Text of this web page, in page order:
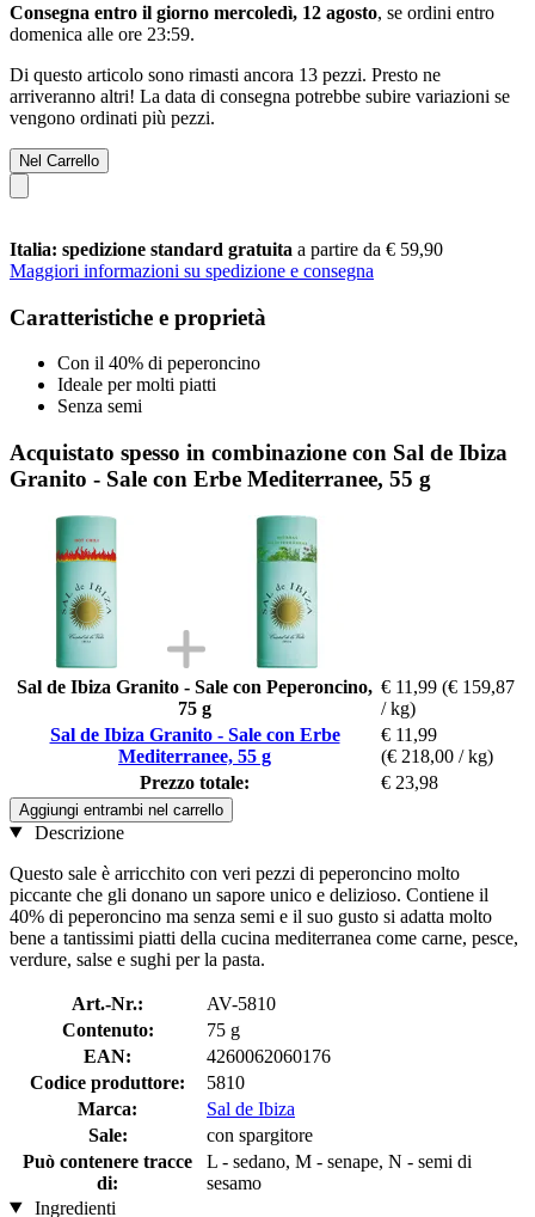
Consegna entro il giorno mercoledì, 12 agosto, se ordini entro
domenica alle ore 23:59.
Di questo articolo sono rimasti ancora 13 pezzi. Presto ne
arriveranno altri! La data di consegna potrebbe subire variazioni se
vengono ordinati più pezzi.
Nel Carrello
Italia: spedizione standard gratuita a partire da € 59,90
Maggiori informazioni su spedizione e consegna
Caratteristiche e proprietà
Con il 40% di peperoncino
Ideale per molti piatti
Senza semi
Acquistato spesso in combinazione con Sal de Ibiza
Granito - Sale con Erbe Mediterranee, 55 g
Sal de Ibiza Granito - Sale con Peperoncino,
75 g
€ 11,99 (€ 159,87
/ kg)
Sal de Ibiza Granito - Sale con Erbe
Mediterranee, 55 g
€ 11,99
(€ 218,00 / kg)
Prezzo totale:
€ 23,98
Aggiungi entrambi nel carrello
Descrizione
Questo sale è arricchito con veri pezzi di peperoncino molto
piccante che gli donano un sapore unico e delizioso. Contiene il
40% di peperoncino ma senza semi e il suo gusto si adatta molto
bene a tantissimi piatti della cucina mediterranea come carne, pesce,
verdure, salse e sughi per la pasta.
Art.-Nr.:
AV-5810
Contenuto:
75 g
EAN:
4260062060176
Codice produttore:
5810
Marca:
Sal de Ibiza
Sale:
con spargitore
Può contenere tracce
di:
L - sedano, M - senape, N - semi di
sesamo
Ingredienti